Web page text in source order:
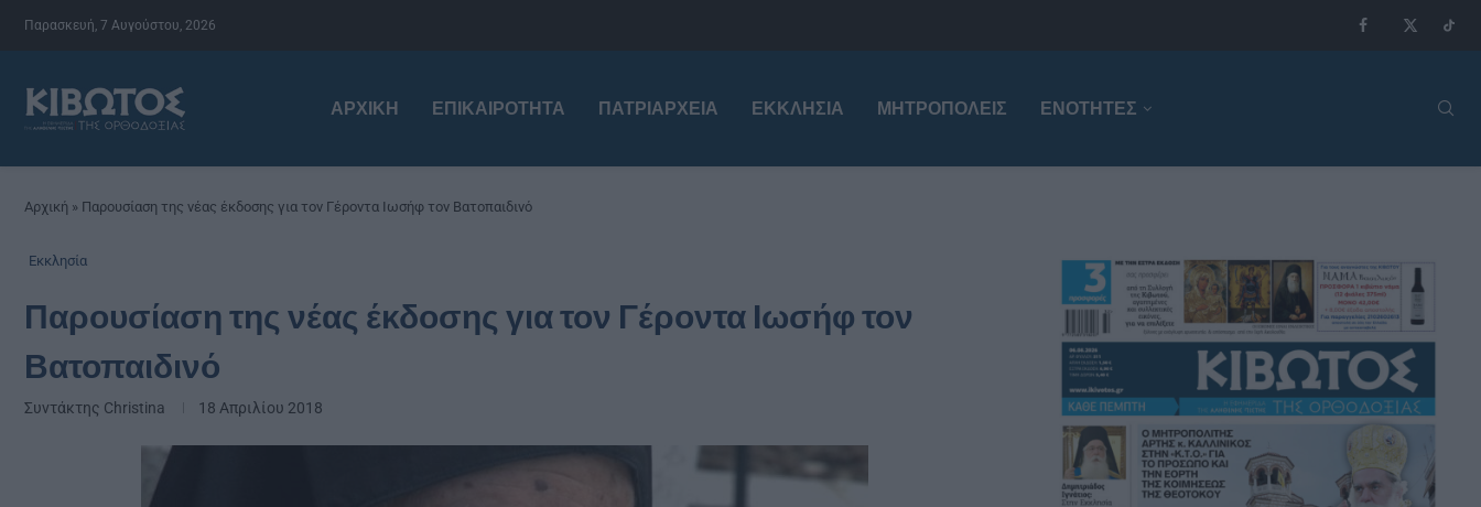
Παρασκευή, 7 Αυγούστου, 2026
ΑΡΧΙΚΉ ΕΠΙΚΑΙΡΌΤΗΤΑ ΠΑΤΡΙΑΡΧΕΊΑ ΕΚΚΛΗΣΊΑ ΜΗΤΡΟΠΌΛΕΙΣ ΕΝΟΤΗΤΕΣ
Αρχική » Παρουσίαση της νέας έκδοσης για τον Γέροντα Ιωσήφ τον Βατοπαιδινό
Εκκλησία
Παρουσίαση της νέας έκδοσης για τον Γέροντα Ιωσήφ τον
Βατοπαιδινό
Συντάκτης Christina 18 Απριλίου 2018